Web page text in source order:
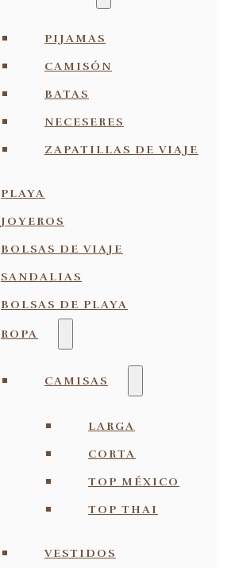
PIJAMAS
CAMISÓN
BATAS
NECESERES
ZAPATILLAS DE VIAJE
PLAYA
JOYEROS
BOLSAS DE VIAJE
SANDALIAS
BOLSAS DE PLAYA
ROPA
CAMISAS
LARGA
CORTA
TOP MÉXICO
TOP THAI
VESTIDOS